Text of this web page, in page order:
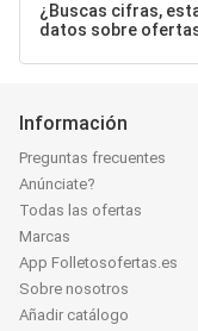
¿Buscas cifras,
datos sobre
Información
Preguntas frecuentes
Anúnciate?
Todas las ofertas
Marcas
App Folletosofertas.es
Sobre nosotros
Añadir catálogo